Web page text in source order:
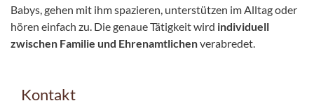
Babys, gehen mit ihm spazieren, unterstützen im Alltag oder
hören einfach zu. Die genaue Tätigkeit wird individuell
zwischen Familie und Ehrenamtlichenverabredet.
Kontakt